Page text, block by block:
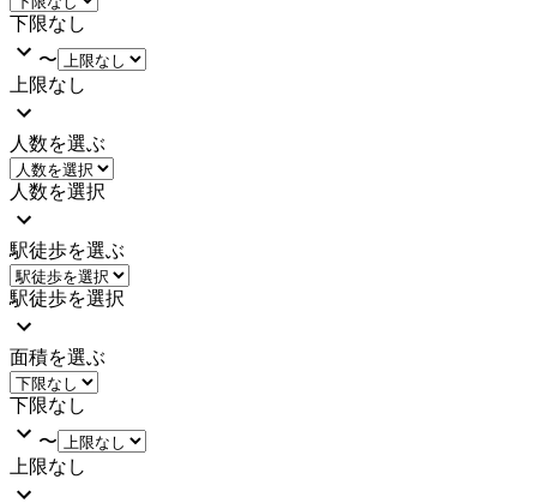
下限なし
〜
上限なし
人数を選ぶ
人数を選択
駅徒歩を選ぶ
駅徒歩を選択
面積を選ぶ
下限なし
〜
上限なし